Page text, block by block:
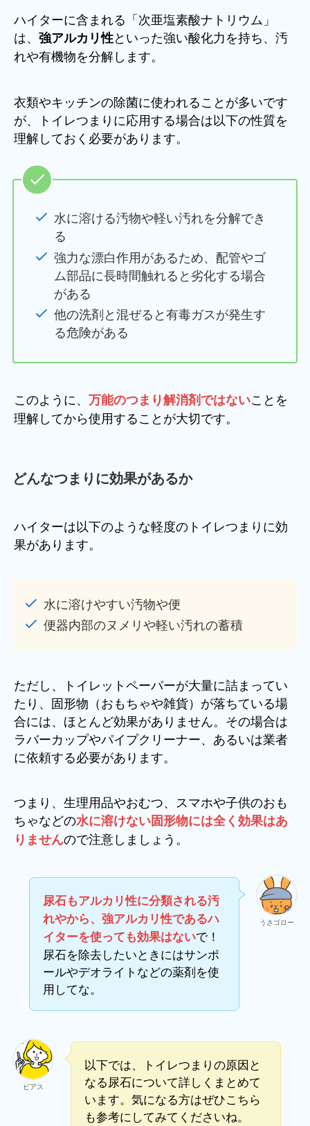
ハイターに含まれる「次亜塩素酸ナトリウム」
は、 強アルカリ性といった強い酸化力を持ち、汚
れや有機物を分解します。
衣類やキッチンの除菌に使われることが多いです
が、トイレつまりに応用する場合は以下の性質を
理解しておく必要があります。
水に溶ける汚物や軽い汚れを分解でき
る
強力な漂白作用があるため、配管やゴ
ム部品に長時間触れると劣化する場合
がある
他の洗剤と混ぜると有毒ガスが発生す
る危険がある
このように、 万能のつまり解消剤ではないことを
理解してから使用することが大切です。
どんなつまりに効果があるか
ハイターは以下のような軽度のトイレつまりに効
果があります。
水に溶けやすい汚物や便
便器内部のヌメリや軽い汚れの蓄積
ただし、トイレットペーパーが大量に詰まってい
たり、固形物（おもちゃや雑貨）が落ちている場
合には、ほとんど効果がありません。その場合は
ラバーカップやパイプクリーナー、あるいは業者
に依頼する必要があります。
つまり、生理用品やおむつ、スマホや子供のおも
ちゃなどの水に溶けない固形物には全く効果はあ
りませんので注意しましょう。
うさゴロー
尿石もアルカリ性に分類される汚
れやから、強アルカリ性であるハ
イターを使っても効果はないで！
尿石を除去したいときにはサンポ
ールやデオライトなどの薬剤を使
用してな。
ビアス
以下では、トイレつまりの原因と
なる尿石について詳しくまとめて
います。気になる方はぜひこちら
も参考にしてみてくださいね。